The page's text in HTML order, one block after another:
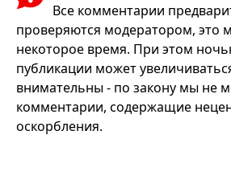
Все комментарии
проверяются модератором, это
некоторое время. При этом
публикации может
внимательны - по закону мы не
комментарии, содержащие
оскорбления.